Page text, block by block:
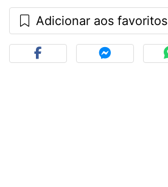
Adicionar aos favoritos